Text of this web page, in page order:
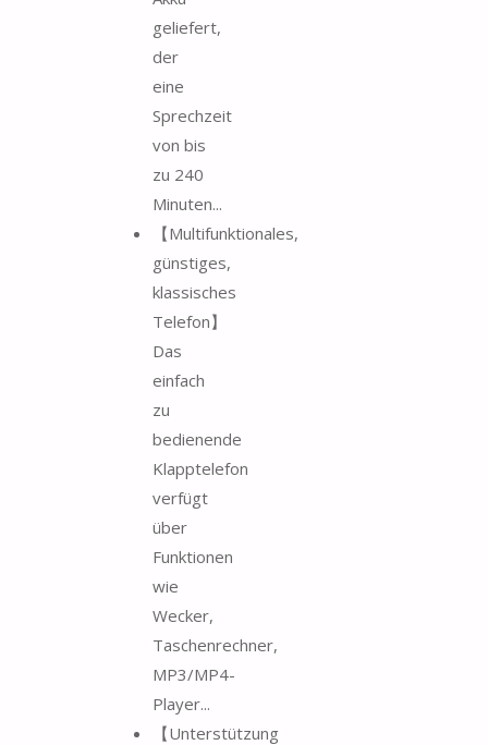
geliefert,
der
eine
Sprechzeit
von bis
zu 240
Minuten...
【Multifunktionales,
günstiges,
klassisches
Telefon】
Das
einfach
zu
bedienende
Klapptelefon
verfügt
über
Funktionen
wie
Wecker,
Taschenrechner,
MP3/MP4-
Player...
【Unterstützung